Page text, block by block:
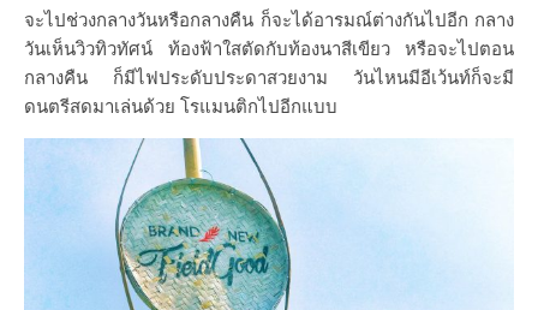
จะไปช่วงกลางวันหรือกลางคืน ก็จะได้อารมณ์ต่างกันไปอีก กลาง
วันเห็นวิวทิวทัศน์ ท้องฟ้าใสตัดกับท้องนาสีเขียว หรือจะไปตอน
กลางคืน ก็มีไฟประดับประดาสวยงาม วันไหนมีอีเว้นท์ก็จะมี
ดนตรีสดมาเล่นด้วย โรแมนติกไปอีกแบบ